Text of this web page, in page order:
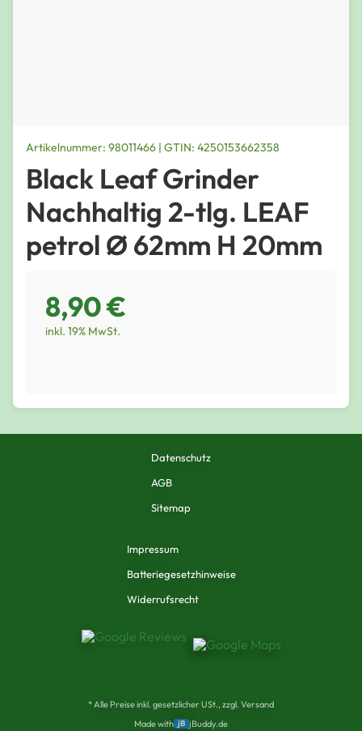
Artikelnummer: 98011466 | GTIN: 4250153662358
Black Leaf Grinder
Nachhaltig 2-tlg. LEAF
petrol Ø 62mm H 20mm
8,90 €
inkl. 19% MwSt.
Datenschutz
AGB
Sitemap
Impressum
Batteriegesetzhinweise
Widerrufsrecht
* Alle Preise inkl. gesetzlicher USt., zzgl. Versand
Made with jB jBuddy.de